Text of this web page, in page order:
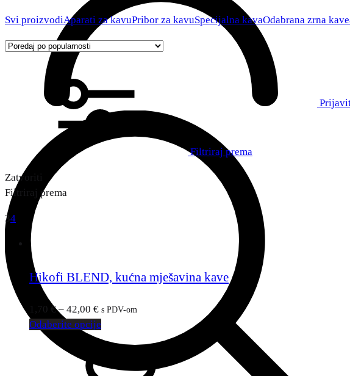
Svi proizvodiAparati za kavuPribor za kavuSpecijalna kavaOdabrana zrna kave
Filtriraj prema
Zatvoriti
Filtriraj prema
34
Hikofi BLEND, kućna mješavina kave
1,70 €– 42,00 € s PDV-om
Odaberite opcije